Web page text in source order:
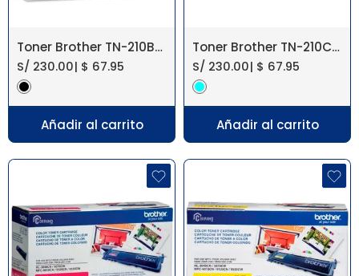
Toner Brother TN-210BK Negro 3040/3070
S/ 230.00| $ 67.95
Añadir al carrito
Toner Brother TN-210C Cyan 3040/3070
S/ 230.00| $ 67.95
Añadir al carrito